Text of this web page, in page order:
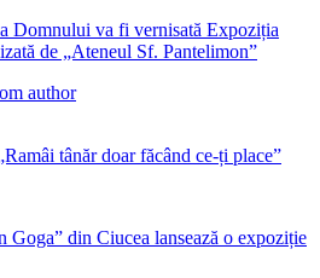
Domnului va fi vernisată Expoziția
de „Ateneul Sf. Pantelimon”
author
tânăr doar făcând ce-ți place”
din Ciucea lansează o expoziție